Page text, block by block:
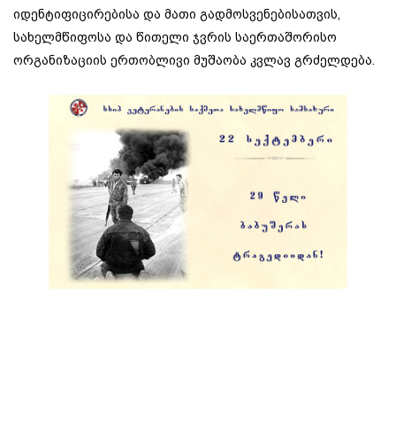
იდენტიფიცირებისა და მათი გადმოსვენებისათვის,
სახელმწიფოსა და წითელი ჯვრის საერთაშორისო
ორგანიზაციის ერთობლივი მუშაობა კვლავ გრძელდება.